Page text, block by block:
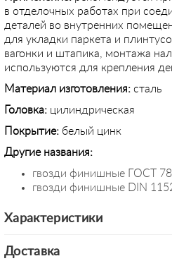
в отделочных работах при
деталей во внутренних
для укладки паркета и
вагонки и штапика, монтажа
используются для крепления
Материал изготовления: сталь
Головка: цилиндрическая
Покрытие: белый цинк
Другие названия:
гвозди финишные ГОСТ
гвозди финишные DIN
Характеристики
Доставка